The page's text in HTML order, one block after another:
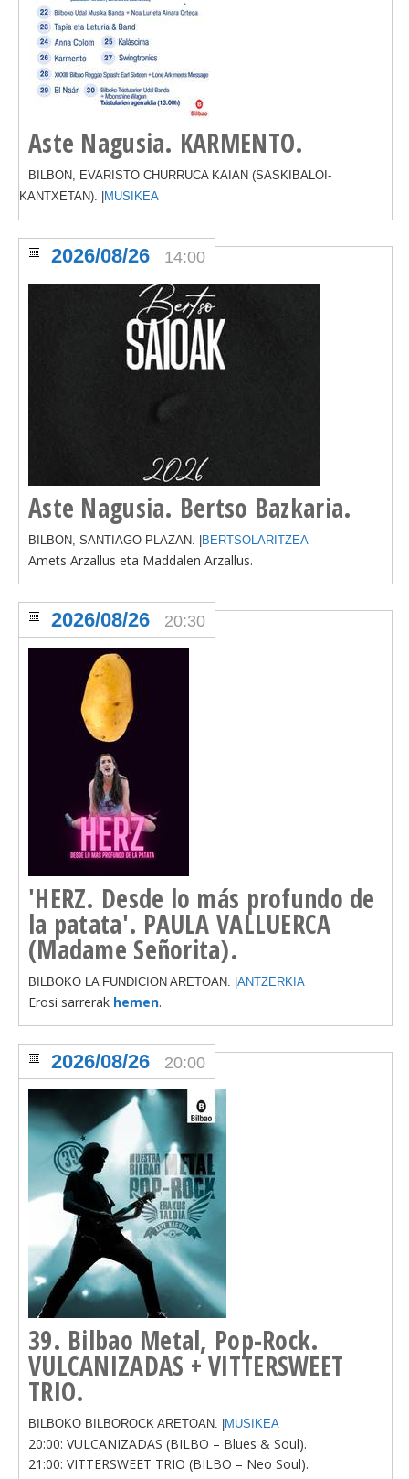
Aste Nagusia. KARMENTO.
BILBON, EVARISTO CHURRUCA KAIAN (SASKIBALOI-
KANTXETAN). |
MUSIKEA
Aste Nagusia. Bertso Bazkaria.
2026/08/26 14:00
BILBON, SANTIAGO PLAZAN. | BERTSOLARITZEA
Amets Arzallus eta Maddalen Arzallus.
'HERZ. Desde lo más profundo de
la patata'. PAULA VALLUERCA
(Madame Señorita).
2026/08/26 20:30
BILBOKO LA FUNDICION ARETOAN. | ANTZERKIA
Erosi sarrerak hemen.
39. Bilbao Metal, Pop-Rock.
VULCANIZADAS + VITTERSWEET
TRIO.
2026/08/26 20:00
BILBOKO BILBOROCK ARETOAN. | MUSIKEA
20:00: VULCANIZADAS (BILBO – Blues & Soul).
21:00: VITTERSWEET TRIO (BILBO – Neo Soul).